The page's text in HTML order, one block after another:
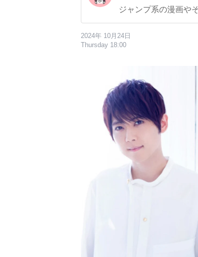
ジャンプ系の漫画や
2024年 10月24日
Thursday 18:00